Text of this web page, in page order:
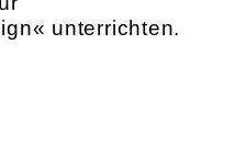
unterrichten.